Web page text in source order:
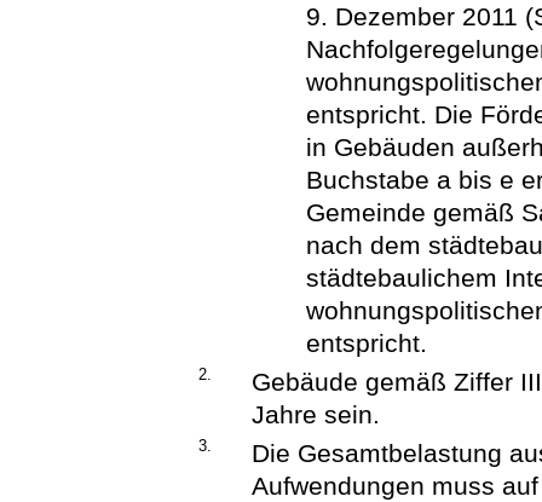
9. Dezember 2011
entspricht. Die
in Gebäuden
Buchstabe a bis e
Gemeinde gemäß
nach dem
städtebaulichem
entspricht.
2.
Gebäude gemäß Ziffer
Jahre sein.
3.
Die Gesamtbelastung
Aufwendungen muss